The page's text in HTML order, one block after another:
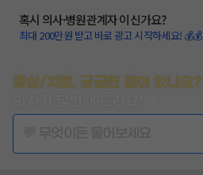
혹시 의사·병원관계자 이신가요?
최대 200만원 받고 바로 광고 시작하세요! 💰💰
증상/치료, 궁금한 점이 있나요?